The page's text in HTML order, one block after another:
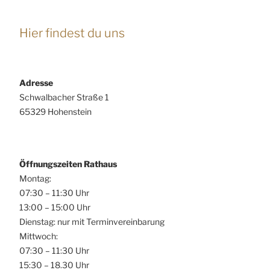
Hier findest du uns
Adresse
Schwalbacher Straße 1
65329 Hohenstein
Öffnungszeiten Rathaus
Montag:
07:30 – 11:30 Uhr
13:00 – 15:00 Uhr
Dienstag: nur mit Terminvereinbarung
Mittwoch:
07:30 – 11:30 Uhr
15:30 – 18.30 Uhr